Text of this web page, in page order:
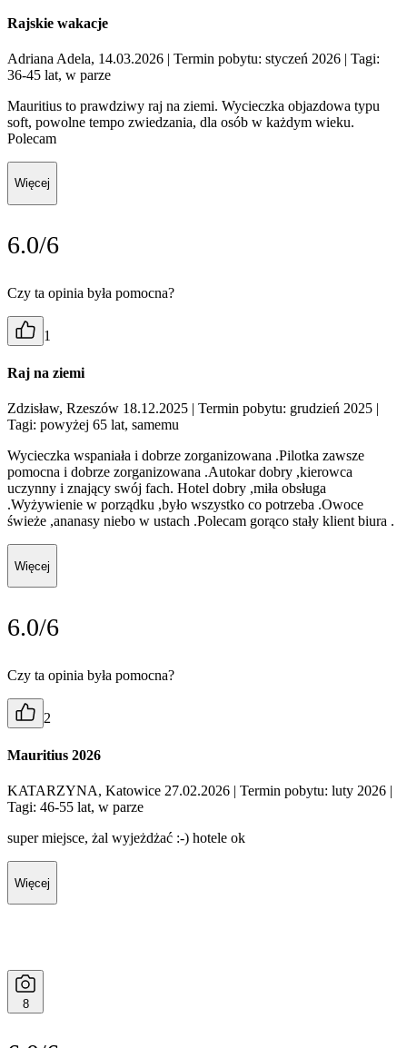
Rajskie wakacje
Adriana Adela, 14.03.2026 | Termin pobytu: styczeń 2026 | Tagi:
36-45 lat, w parze
Mauritius to prawdziwy raj na ziemi. Wycieczka objazdowa typu
soft, powolne tempo zwiedzania, dla osób w każdym wieku.
Polecam
Więcej
6.0/6
Czy ta opinia była pomocna?
1
Raj na ziemi
Zdzisław, Rzeszów 18.12.2025 | Termin pobytu: grudzień 2025 |
Tagi: powyżej 65 lat, samemu
Wycieczka wspaniała i dobrze zorganizowana .Pilotka zawsze
pomocna i dobrze zorganizowana .Autokar dobry ,kierowca
uczynny i znający swój fach. Hotel dobry ,miła obsługa
.Wyżywienie w porządku ,było wszystko co potrzeba .Owoce
świeże ,ananasy niebo w ustach .Polecam gorąco stały klient biura .
Więcej
6.0/6
Czy ta opinia była pomocna?
2
Mauritius 2026
KATARZYNA, Katowice 27.02.2026 | Termin pobytu: luty 2026 |
Tagi: 46-55 lat, w parze
super miejsce, żal wyjeżdżać :-) hotele ok
Więcej
8